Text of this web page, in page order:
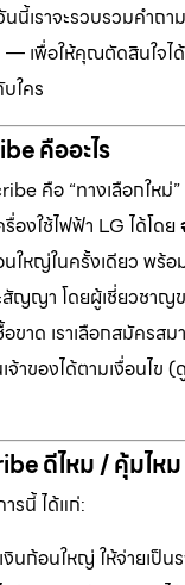
นนี้เราจะรวบรวมคำ
เพื่อให้คุณตัดสินใจไ
บใคร
คืออะไร
คือ “ทางเลือกใหม่
รื่องใช้ไฟฟ้า LG ได้โดย
ใหญ่ในครั้งเดียว พร้อ
ญญา โดยผู้เชี่ยวชาญ
าด เราเลือกสมัครสม
จ้าของได้ตามเงื่อนไข
ดีไหม / คุ้มไหม
รนี้ ได้แก่:
นก้อนใหญ่ ให้จ่ายเป็นร